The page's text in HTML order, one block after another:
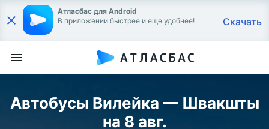
Атласбас для Android
В приложении быстрее и еще удобнее!
Скачать
Автобусы Вилейка — Швакшты
на 8 авг.